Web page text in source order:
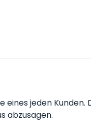
jeden
abzusagen.